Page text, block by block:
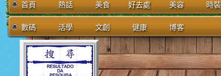
首頁 熱話 美食 好去處 美容 時裝
數碼 活學 文創 健康 博客